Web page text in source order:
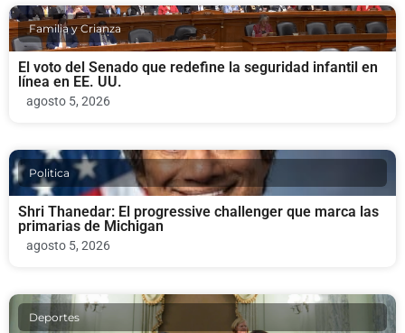
Familia y Crianza
El voto del Senado que redefine la seguridad infantil en
línea en EE. UU.
agosto 5, 2026
Politica
Shri Thanedar: El progressive challenger que marca las
primarias de Michigan
agosto 5, 2026
Deportes